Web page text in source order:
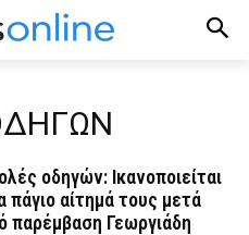
οδηγών: Ικανοποιείται
πάγιο αίτημά τους μετά
παρέμβαση Γεωργιάδη